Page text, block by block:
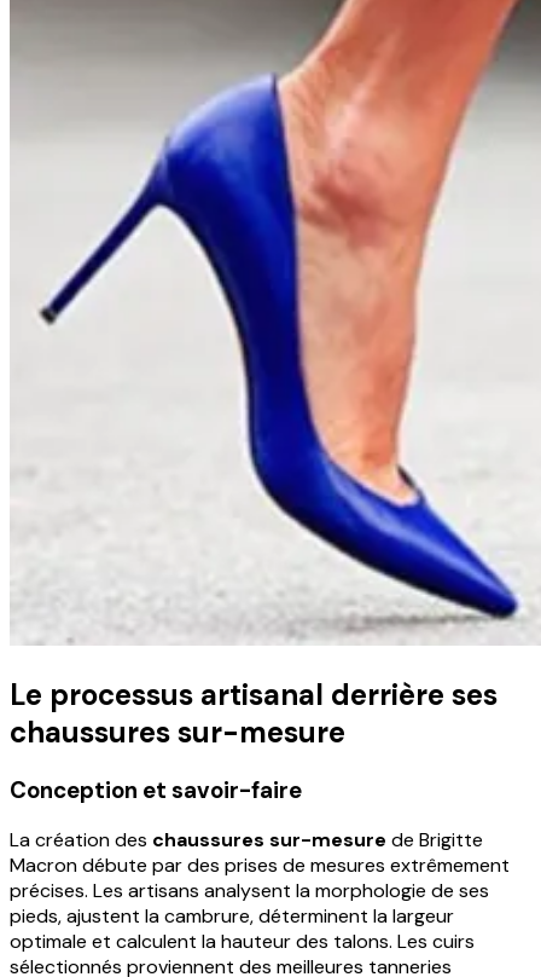
Le processus artisanal derrière ses
chaussures sur-mesure
Conception et savoir-faire
La création des chaussures sur-mesure de Brigitte
Macron débute par des prises de mesures extrêmement
précises. Les artisans analysent la morphologie de ses
pieds, ajustent la cambrure, déterminent la largeur
optimale et calculent la hauteur des talons. Les cuirs
sélectionnés proviennent des meilleures tanneries